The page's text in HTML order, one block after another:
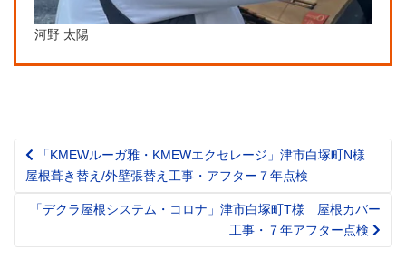
河野 太陽
Post
navigation
「KMEWルーガ雅・KMEWエクセレージ」津市白塚町N様
屋根葺き替え/外壁張替え工事・アフター７年点検
「デクラ屋根システム・コロナ」津市白塚町T様 屋根カバー
工事・７年アフター点検